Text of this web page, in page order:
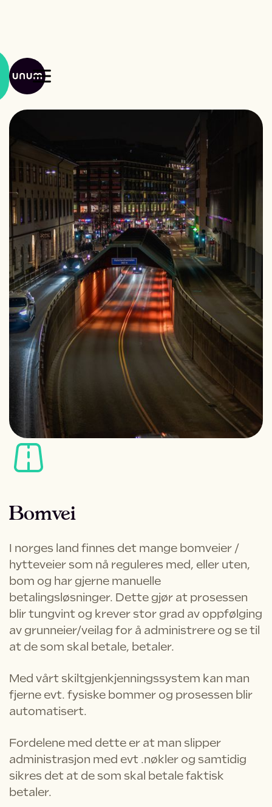
Bomvei
I norges land finnes det mange bomveier /
hytteveier som nå reguleres med, eller uten,
bom og har gjerne manuelle
betalingsløsninger. Dette gjør at prosessen
blir tungvint og krever stor grad av oppfølging
av grunneier/veilag for å administrere og se til
at de som skal betale, betaler.
Med vårt skiltgjenkjenningssystem kan man
fjerne evt. fysiske bommer og prosessen blir
automatisert.
Fordelene med dette er at man slipper
administrasjon med evt .nøkler og samtidig
sikres det at de som skal betale faktisk
betaler.